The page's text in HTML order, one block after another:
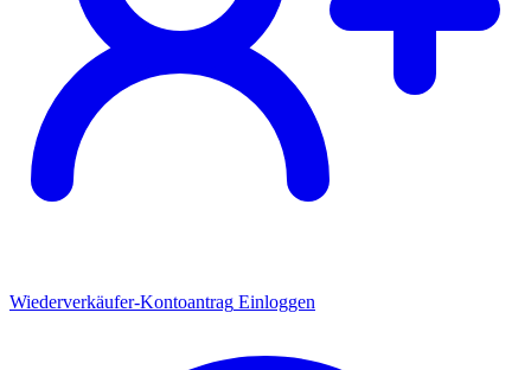
Wiederverkäufer-Kontoantrag Einloggen